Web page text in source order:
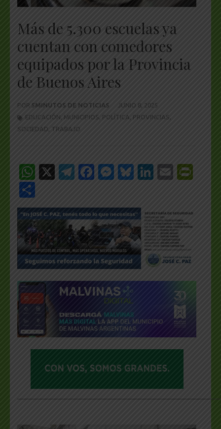
Más de 5.300 escuelas ya
cuentan con comedores
equipados por la Provincia
de Buenos Aires
POR 5MINUTOS DE NOTICIAS
JUNIO 8, 2025
EDUCACIÓN, MUNICIPIOS POLÍTICA, PROVINCIAS,
SOCIEDAD
TRABAJO
WhatsApp
X Telegram
Facebook
Messenger
Bluesky
LinkedIn
Email